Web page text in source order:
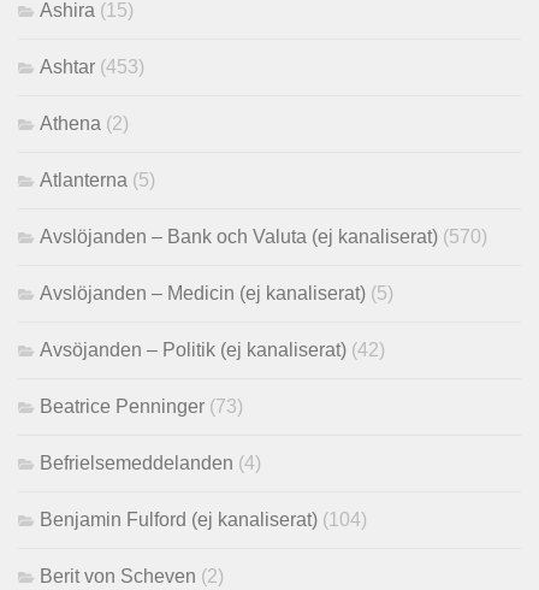
Ashira (15)
Ashtar (453)
Athena (2)
Atlanterna (5)
Avslöjanden – Bank och Valuta (ej kanaliserat) (570)
Avslöjanden – Medicin (ej kanaliserat) (5)
Avsöjanden – Politik (ej kanaliserat) (42)
Beatrice Penninger (73)
Befrielsemeddelanden (4)
Benjamin Fulford (ej kanaliserat) (104)
Berit von Scheven (2)